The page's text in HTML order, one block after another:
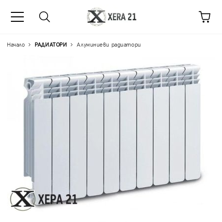
Начало РАДИАТОРИ Алуминиеви радиатори
Цена на продукта: